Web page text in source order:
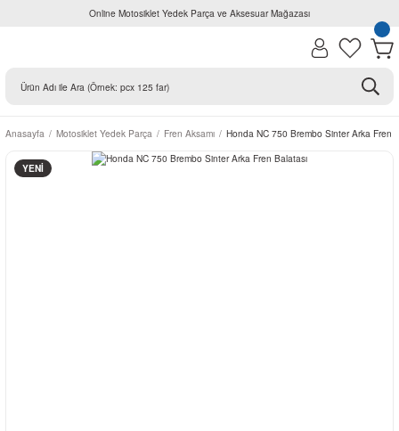
Online Motosiklet Yedek Parça ve Aksesuar Mağazası
Anasayfa Motosiklet Yedek Parça Fren Aksamı Honda NC 750 Brembo Sinter Arka Fren
YENİ